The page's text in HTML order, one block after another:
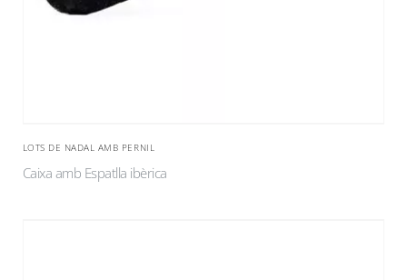
LOTS DE NADAL AMB PERNIL
Caixa amb Espatlla ibèrica